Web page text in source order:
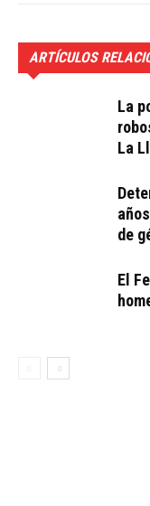
ARTÍCULOS
La
La
de
El